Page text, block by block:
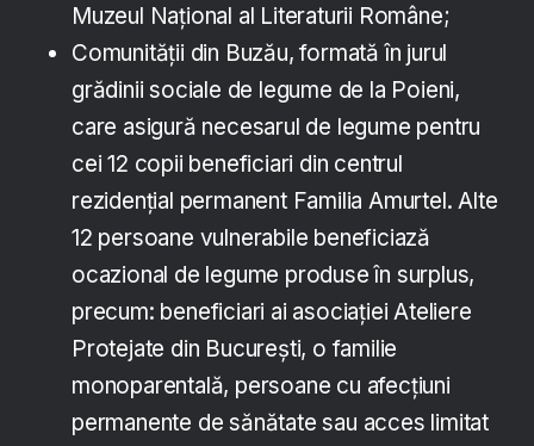
Muzeul Național al Literaturii Române;
Comunității din Buzău, formată în jurul
grădinii sociale de legume de la Poieni,
care asigură necesarul de legume pentru
cei 12 copii beneficiari din centrul
rezidențial permanent Familia Amurtel. Alte
12 persoane vulnerabile beneficiază
ocazional de legume produse în surplus,
precum: beneficiari ai asociației Ateliere
Protejate din București, o familie
monoparentală, persoane cu afecțiuni
permanente de sănătate sau acces limitat